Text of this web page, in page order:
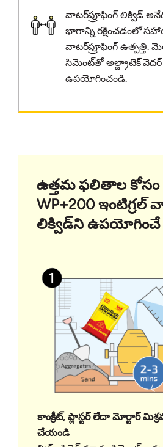
వాటర్‌ప్రూఫింగ్ లిక్విడ్
భాగాన్ని రక్షించడంలో
వాటర్‌ప్రూఫింగ్ ఉత్పత్తి.
సిమెంట్‌తో అల్ట్రాటెక్ వెదర్
ఉపయోగించండి.
ఉత్తమ ఫలితాల కోసం
WP+200 ఇంటిగ్రల్
లిక్విడ్‌ని ఉపయోగించే
కాంక్రీట్, ప్లాస్టర్ లేదా మోర్టార్
చేయండి